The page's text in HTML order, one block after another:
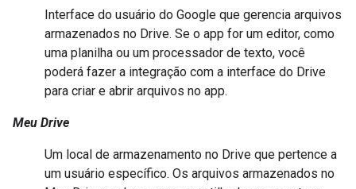
Interface do usuário do Google que gerencia arquivos
armazenados no Drive. Se o app for um editor, como
uma planilha ou um processador de texto, você
poderá fazer a integração com a interface do Drive
para criar e abrir arquivos no app.
Meu Drive
Um local de armazenamento no Drive que pertence a
um usuário específico. Os arquivos armazenados no